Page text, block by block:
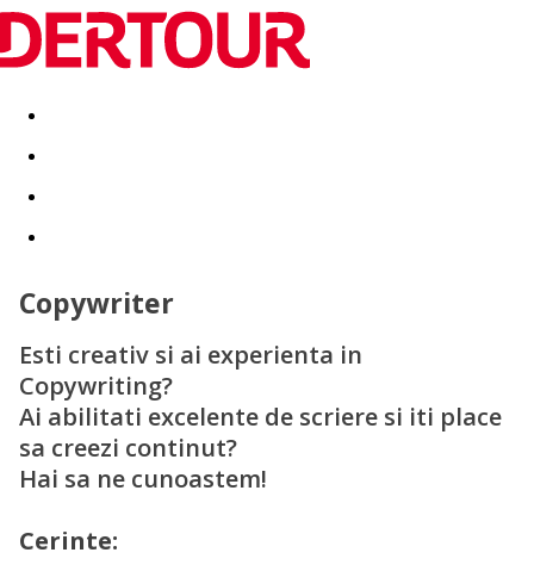
Destinatii Vacanta perfecta OFERTE DE NERATAT
Copywriter
Esti creativ si ai experienta in
Copywriting?
Ai abilitati excelente de scriere si iti place
sa creezi continut?
Hai sa ne cunoastem!
Cerinte: